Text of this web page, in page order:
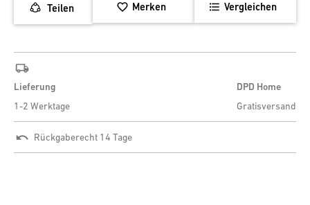
Teilen Merken Vergleichen
Lieferung
1-2 Werktage
DPD Home
Gratisversand
Rückgaberecht 14 Tage